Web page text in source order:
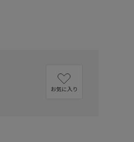
お気に入り